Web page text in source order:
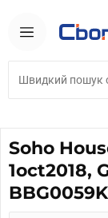
Soho
1oct2018,